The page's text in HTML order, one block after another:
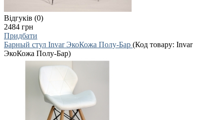
Відгуків (0)
2484 грн
Придбати
Барный стул Invar ЭкоКожа Полу-Бар (Код товару: Invar
ЭкоКожа Полу-Бар)